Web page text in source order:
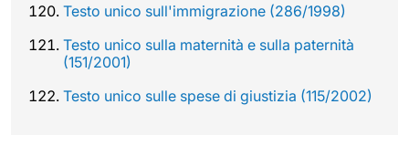
Testo unico sull'immigrazione (286/1998)
Testo unico sulla maternità e sulla paternità
(151/2001)
Testo unico sulle spese di giustizia (115/2002)